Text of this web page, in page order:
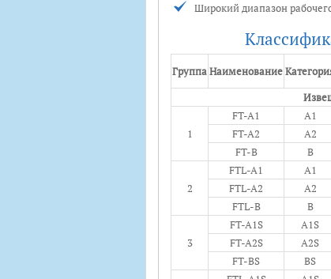
Широкий диапазон
ГруппаНаименование
1
FT-A1 А1
FT-A2 А2
FT-B
B
2
FTL-A1 А1
FTL-A2 А2
FTL-B
B
3
FT-A1S А1S
FT-A2S А2S
FT-BS
BS